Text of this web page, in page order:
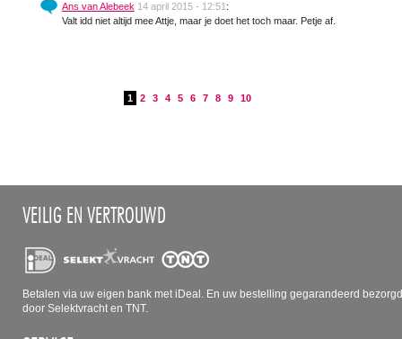
Ans van Alebeek 14 april 2015 - 12:51 :
Valt idd niet altijd mee Attje, maar je doet het toch maar. Petje af.
1 2 3 4 5 6 7 8 9 10
VEILIG EN VERTROUWD
Betalen via uw eigen bank met iDeal. En uw bestelling gegarandeerd
door Selektvracht en TNT.